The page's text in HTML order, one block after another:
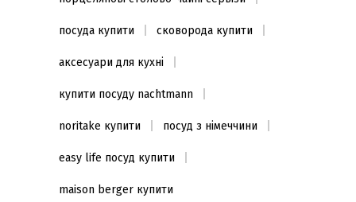
посуда купити сковорода купити
аксесуари для кухні
купити посуду nachtmann
noritake купити посуд з німеччини
easy life посуд купити
maison berger купити